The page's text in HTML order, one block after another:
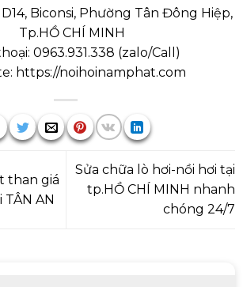
Biconsi, Phường Tân Đông Hiệp,
Tp.HỒ CHÍ MINH
0963.931.338 (zalo/Call )
https://noihoinamphat.com
than giá
AN
Sửa chữa lò hơi-nồi hơi tại
tp.HỒ CHÍ MINH nhanh
chóng 24/7